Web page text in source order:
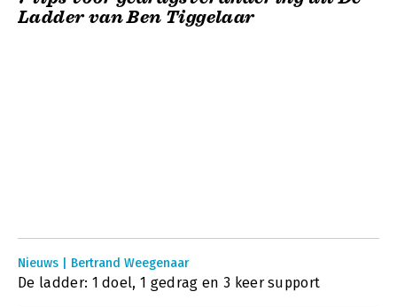
Ladder van Ben Tiggelaar
Nieuws | Bertrand Weegenaar
De ladder: 1 doel, 1 gedrag en 3 keer support